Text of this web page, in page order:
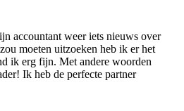
accountant weer iets nieuws over
moeten uitzoeken heb ik er het
ik erg fijn. Met andere woorden
Ik heb de perfecte partner